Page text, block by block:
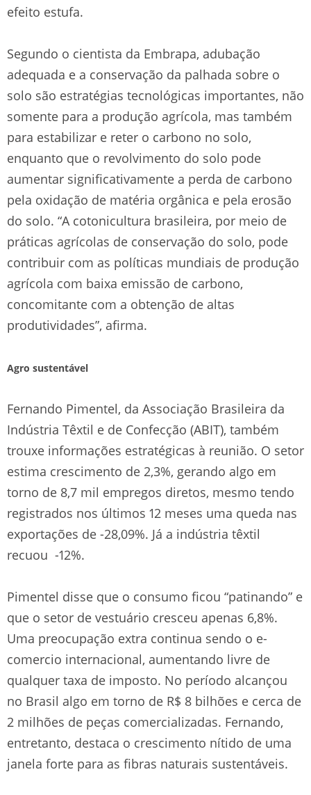
efeito estufa.
Segundo o cientista da Embrapa, adubação
adequada e a conservação da palhada sobre o
solo são estratégias tecnológicas importantes, não
somente para a produção agrícola, mas também
para estabilizar e reter o carbono no solo,
enquanto que o revolvimento do solo pode
aumentar significativamente a perda de carbono
pela oxidação de matéria orgânica e pela erosão
do solo. “A cotonicultura brasileira, por meio de
práticas agrícolas de conservação do solo, pode
contribuir com as políticas mundiais de produção
agrícola com baixa emissão de carbono,
concomitante com a obtenção de altas
produtividades”, afirma.
Agro sustentável
Fernando Pimentel, da Associação Brasileira da
Indústria Têxtil e de Confecção (ABIT), também
trouxe informações estratégicas à reunião. O setor
estima crescimento de 2,3%, gerando algo em
torno de 8,7 mil empregos diretos, mesmo tendo
registrados nos últimos 12 meses uma queda nas
exportações de -28,09%. Já a indústria têxtil
recuou -12%.
Pimentel disse que o consumo ficou “patinando” e
que o setor de vestuário cresceu apenas 6,8%.
Uma preocupação extra continua sendo o e-
comercio internacional, aumentando livre de
qualquer taxa de imposto. No período alcançou
no Brasil algo em torno de R$ 8 bilhões e cerca de
2 milhões de peças comercializadas. Fernando,
entretanto, destaca o crescimento nítido de uma
janela forte para as fibras naturais sustentáveis.